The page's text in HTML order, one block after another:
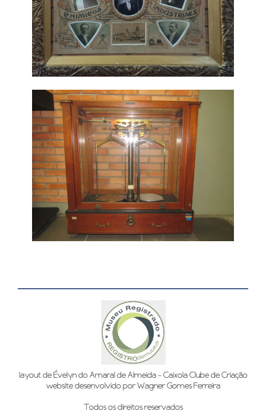
layout de Évelyn do Amaral de Almeida - Caixola Clube de Criação
website desenvolvido por Wagner Gomes Ferreira
Todos os direitos reservados